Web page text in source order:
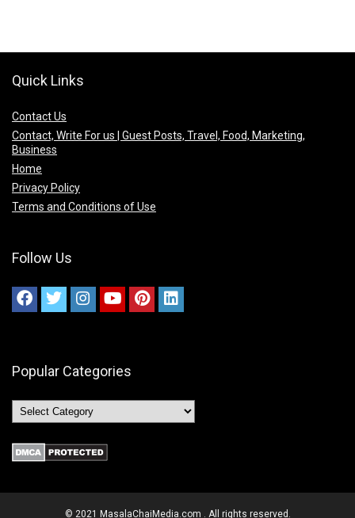
Quick Links
Contact Us
Contact, Write For us | Guest Posts, Travel, Food, Marketing,
Business
Home
Privacy Policy
Terms and Conditions of Use
Follow Us
Popular Categories
© 2021 MasalaChaiMedia.com . All rights reserved.